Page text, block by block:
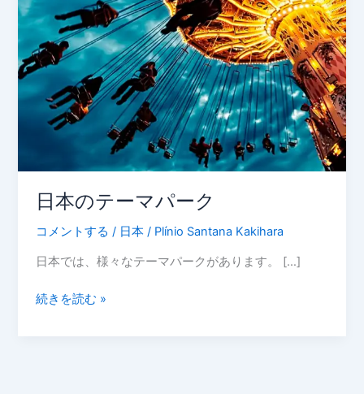
日本のテーマパーク
コメントする / 日本 / Plínio Santana Kakihara
日本では、様々なテーマパークがあります。 […]
続きを読む »